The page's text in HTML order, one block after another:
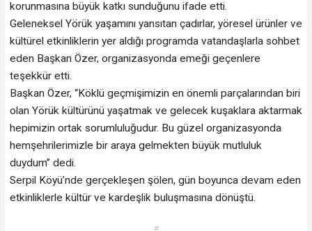
korunmasına büyük katkı sunduğunu ifade etti.
Geleneksel Yörük yaşamını yansıtan çadırlar, yöresel ürünler ve
kültürel etkinliklerin yer aldığı programda vatandaşlarla sohbet
eden Başkan Özer, organizasyonda emeği geçenlere
teşekkür etti.
Başkan Özer, “Köklü geçmişimizin en önemli parçalarından biri
olan Yörük kültürünü yaşatmak ve gelecek kuşaklara aktarmak
hepimizin ortak sorumluluğudur. Bu güzel organizasyonda
hemşehrilerimizle bir araya gelmekten büyük mutluluk
duydum” dedi.
Serpil Köyü’nde gerçekleşen şölen, gün boyunca devam eden
etkinliklerle kültür ve kardeşlik buluşmasına dönüştü.
#